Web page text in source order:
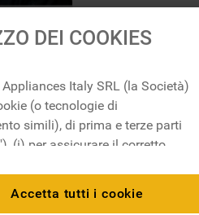
DEI COOKIES
Appliances Italy SRL (la Società)
(o tecnologie di
simili), di prima e terze parti
(i) per assicurare il corretto
l'esperienza di navigazione
Accetta tutti i cookie